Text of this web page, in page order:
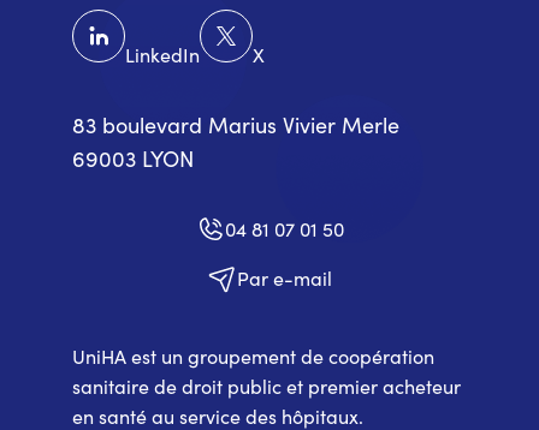
LinkedIn X
83 boulevard Marius Vivier Merle
69003 LYON
04 81 07 01 50
Par e-mail
UniHA est un groupement de coopération
sanitaire de droit public et premier acheteur
en santé au service des hôpitaux.